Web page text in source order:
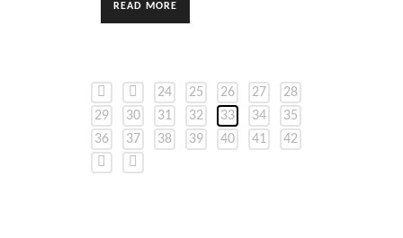
READ MORE
24 25 26 27
28
29
30 31 32 33 34
35
36
37 38 39 40 41 42